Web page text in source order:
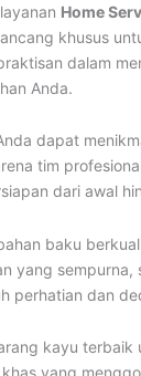
Home
khusus
dalam
Anda.
dapat
tim
dari awal
baku
yang sempurna,
perhatian dan
kayu terbaik
yang